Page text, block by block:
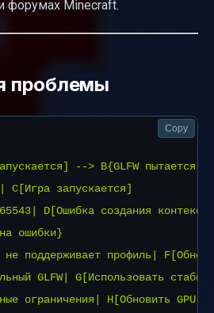
форумах Minecraft.
проблемы
--> B{GLFW пытается
C[Игра запускается]
D[Ошибка создания
ошибки}
не поддерживает профиль|
GLFW| G[Использовать
Copy